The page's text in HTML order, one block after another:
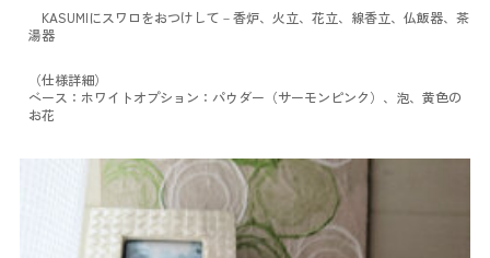
KASUMIにスワロをおつけして －香炉、火立、花立、線香立、仏飯器、茶
湯器
（仕様詳細）
ベース：ホワイトオプション：パウダー（サーモンピンク）、泡、黄色の
お花